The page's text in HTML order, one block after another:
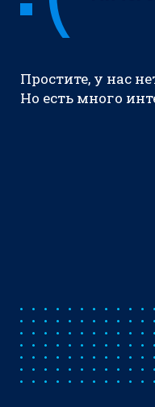
Простите, у нас
Но есть много